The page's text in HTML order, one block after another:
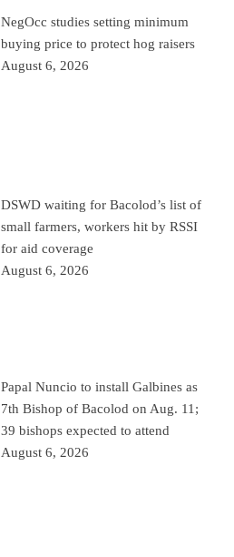
NegOcc studies setting minimum
buying price to protect hog raisers
August 6, 2026
DSWD waiting for Bacolod’s list of
small farmers, workers hit by RSSI
for aid coverage
August 6, 2026
Papal Nuncio to install Galbines as
7th Bishop of Bacolod on Aug. 11;
39 bishops expected to attend
August 6, 2026